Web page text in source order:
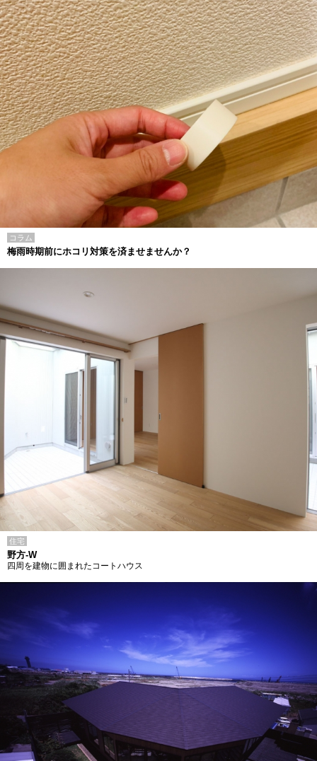
コラム
梅雨時期前にホコリ対策を済ませませんか？
住宅
野方-W
四周を建物に囲まれたコートハウス